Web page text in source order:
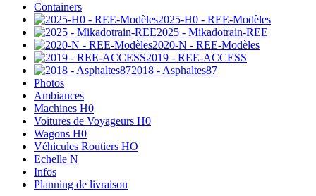
Containers
2025-H0 - REE-Modèles
2025 - Mikadotrain-REE
2020-N - REE-Modèles
2019 - REE-ACCESS
2018 - Asphaltes87
Photos
Ambiances
Machines H0
Voitures de Voyageurs H0
Wagons H0
Véhicules Routiers HO
Echelle N
Infos
Planning de livraison